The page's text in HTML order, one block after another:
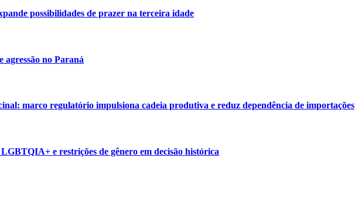
possibilidades de prazer na terceira idade
agressão no Paraná
marco regulatório impulsiona cadeia produtiva e reduz dependência de importações
e restrições de gênero em decisão histórica